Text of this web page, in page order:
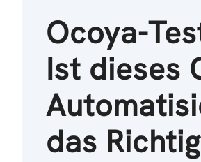
Ocoya-
Ist dieses
das